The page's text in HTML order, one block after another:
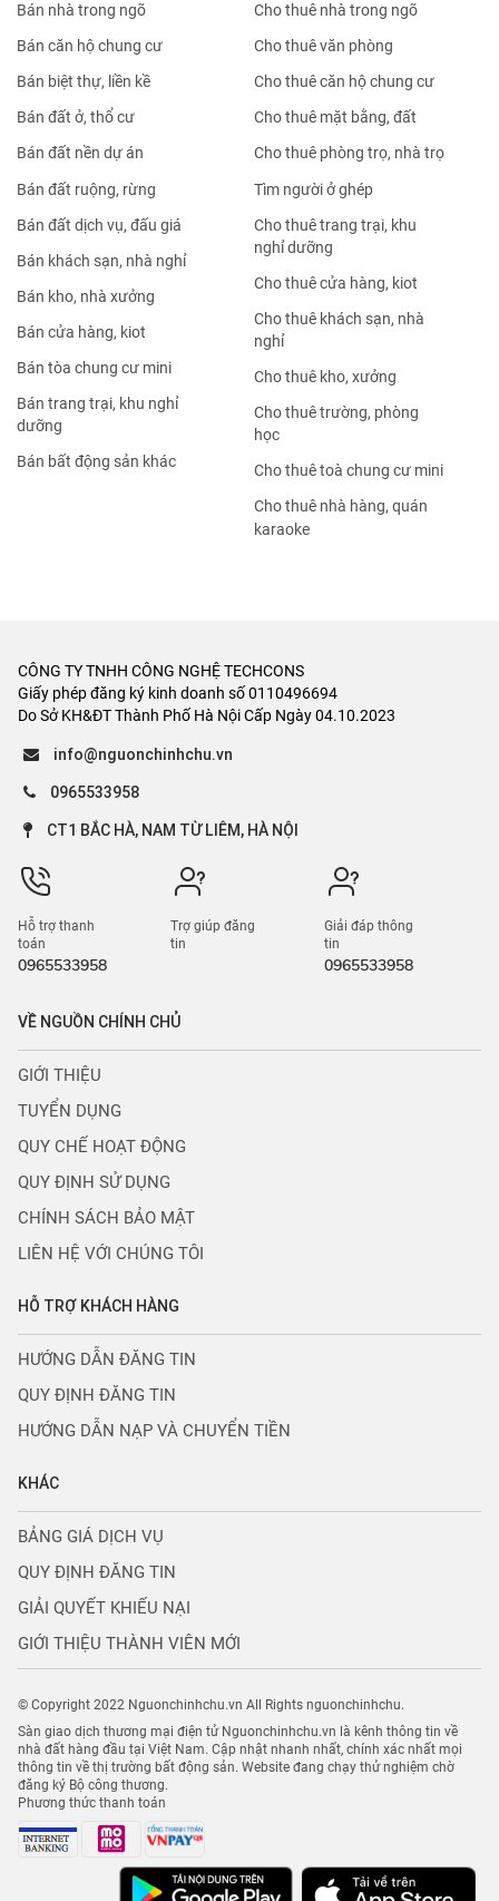
Bán nhà trong ngõ
Bán căn hộ chung cư
Bán biệt thự, liền kề
Bán đất ở, thổ cư
Bán đất nền dự án
Bán đất ruộng, rừng
Bán đất dịch vụ, đấu giá
Bán khách sạn, nhà nghỉ
Bán kho, nhà xưởng
Bán cửa hàng, kiot
Bán tòa chung cư mini
Bán trang trại, khu nghỉ
dưỡng
Bán bất động sản khác
Cho thuê nhà trong ngõ
Cho thuê văn phòng
Cho thuê căn hộ chung cư
Cho thuê mặt bằng, đất
Cho thuê phòng trọ, nhà trọ
Tìm người ở ghép
Cho thuê trang trại, khu
nghỉ dưỡng
Cho thuê cửa hàng, kiot
Cho thuê khách sạn, nhà
nghỉ
Cho thuê kho, xưởng
Cho thuê trường, phòng
học
Cho thuê toà chung cư mini
Cho thuê nhà hàng, quán
karaoke
CÔNG TY TNHH CÔNG NGHỆ TECHCONS
Giấy phép đăng ký kinh doanh số 0110496694
Do Sở KH&ĐT Thành Phố Hà Nội Cấp Ngày 04.10.2023
info@nguonchinhchu.vn
0965533958
CT1 BẮC HÀ, NAM TỪ LIÊM, HÀ NỘI
Hỗ trợ thanh
toán
0965533958
Trợ giúp đăng
tin
Giải đáp thông
tin
0965533958
VỀ NGUỒN CHÍNH CHỦ
GIỚI THIỆU
TUYỂN DỤNG
QUY CHẾ HOẠT ĐỘNG
QUY ĐỊNH SỬ DỤNG
CHÍNH SÁCH BẢO MẬT
LIÊN HỆ VỚI CHÚNG TÔI
HỖ TRỢ KHÁCH HÀNG
HƯỚNG DẪN ĐĂNG TIN
QUY ĐỊNH ĐĂNG TIN
HƯỚNG DẪN NẠP VÀ CHUYỂN TIỀN
KHÁC
BẢNG GIÁ DỊCH VỤ
QUY ĐỊNH ĐĂNG TIN
GIẢI QUYẾT KHIẾU NẠI
GIỚI THIỆU THÀNH VIÊN MỚI
© Copyright 2022 Nguonchinhchu.vn All Rights nguonchinhchu.
Sàn giao dịch thương mại điện tử Nguonchinhchu.vn là kênh thông tin về
nhà đất hàng đầu tại Việt Nam. Cập nhật nhanh nhất, chính xác nhất mọi
thông tin về thị trường bất động sản. Website đang chạy thử nghiệm chờ
đăng ký Bộ công thương.
Phương thức thanh toán